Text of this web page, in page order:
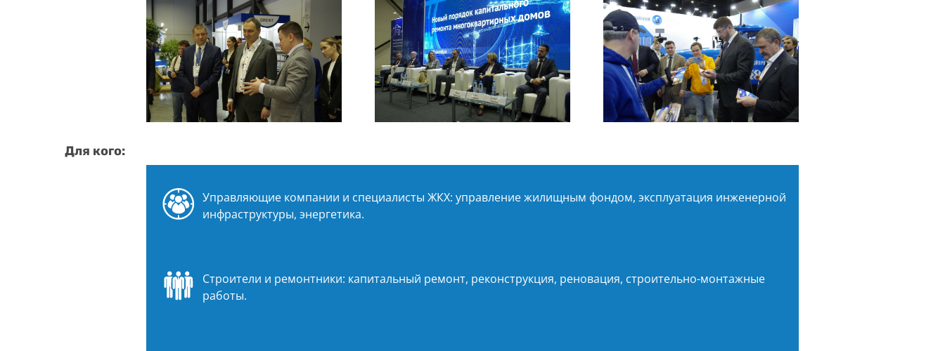
Для кого:
Управляющие компании и специалисты ЖКХ: управление жилищным фондом, эксплуатация инженерной
инфраструктуры, энергетика.
Строители и ремонтники: капитальный ремонт, реконструкция, реновация, строительно-монтажные
работы.